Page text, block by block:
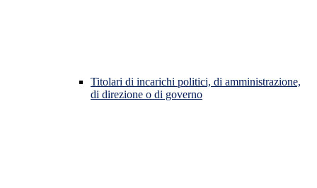
Titolari di incarichi politici, di amministrazione,
di direzione o di governo